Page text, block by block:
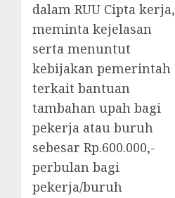
dalam RUU Cipta kerja,
meminta kejelasan
serta menuntut
kebijakan pemerintah
terkait bantuan
tambahan upah bagi
pekerja atau buruh
sebesar Rp.600.000,-
perbulan bagi
pekerja/buruh